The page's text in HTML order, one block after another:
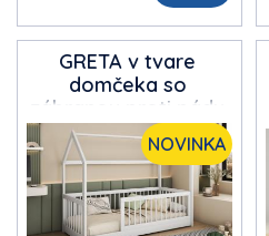
NOVINKA
GRETA v tvare
domčeka so
zábranou proti pádu
detská posteľ